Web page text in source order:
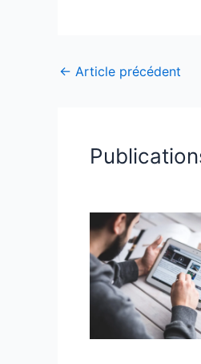
← Article précédent